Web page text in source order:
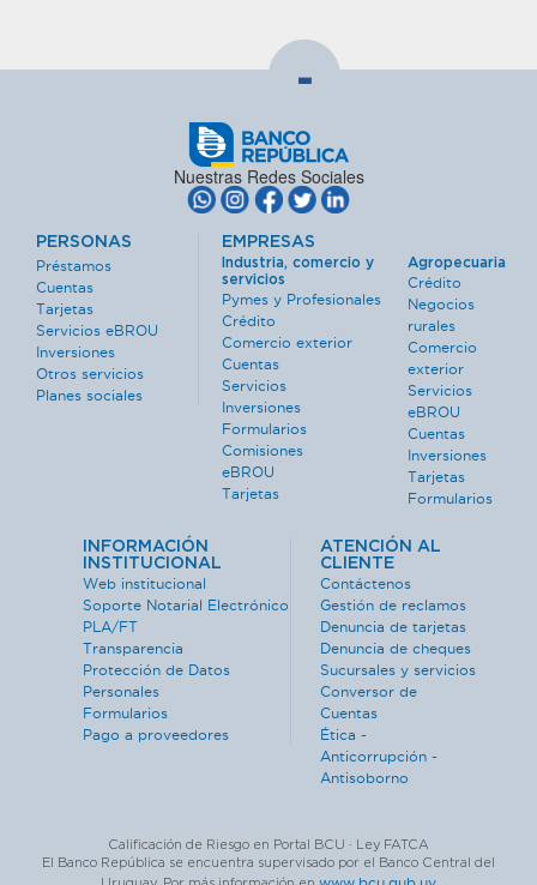
-
Nuestras Redes Sociales
PERSONAS
Préstamos
Cuentas
Tarjetas
Servicios eBROU
Inversiones
Otros servicios
Planes sociales
EMPRESAS
Industria, comercio y
servicios
Pymes y Profesionales
Crédito
Comercio exterior
Cuentas
Servicios
Inversiones
Formularios
Comisiones
eBROU
Tarjetas
Agropecuaria
Crédito
Negocios
rurales
Comercio
exterior
Servicios
eBROU
Cuentas
Inversiones
Tarjetas
Formularios
INFORMACIÓN
INSTITUCIONAL
Web institucional
Soporte Notarial Electrónico
PLA/FT
Transparencia
Protección de Datos
Personales
Formularios
Pago a proveedores
ATENCIÓN AL
CLIENTE
Contáctenos
Gestión de reclamos
Denuncia de tarjetas
Denuncia de cheques
Sucursales y servicios
Conversor de
Cuentas
Ética -
Anticorrupción -
Antisoborno
Calificación de Riesgo en Portal BCU · Ley FATCA
El Banco República se encuentra supervisado por el Banco Central del